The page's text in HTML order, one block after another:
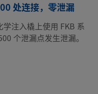
处连接，零泄漏
注入橇上使用 FKB 系
个泄漏点发生泄漏。